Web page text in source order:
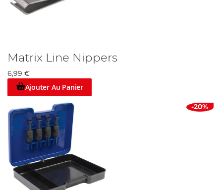
Matrix Line Nippers
6,99 €
Ajouter Au Panier
-20%